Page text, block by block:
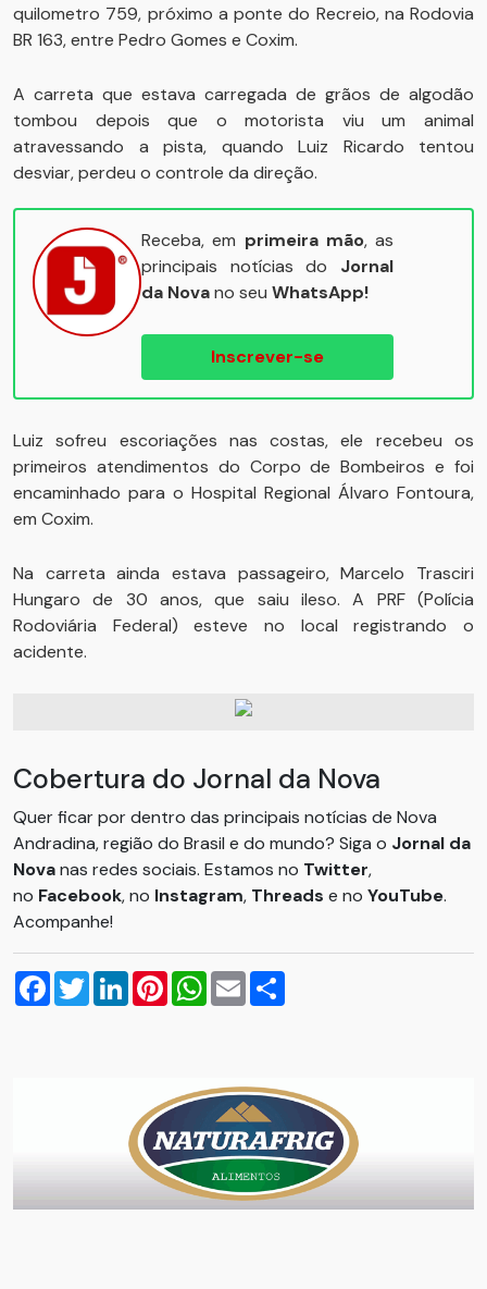
quilometro 759, próximo a ponte do Recreio, na Rodovia
BR 163, entre Pedro Gomes e Coxim.
A carreta que estava carregada de grãos de algodão
tombou depois que o motorista viu um animal
atravessando a pista, quando Luiz Ricardo tentou
desviar, perdeu o controle da direção.
Receba, em primeira mão, as
principais notícias do Jornal
da Novano seu WhatsApp!
Inscrever-se
Luiz sofreu escoriações nas costas, ele recebeu os
primeiros atendimentos do Corpo de Bombeiros e foi
encaminhado para o Hospital Regional Álvaro Fontoura,
em Coxim.
Na carreta ainda estava passageiro, Marcelo Trasciri
Hungaro de 30 anos, que saiu ileso. A PRF (Polícia
Rodoviária Federal) esteve no local registrando o
acidente.
Cobertura do Jornal da Nova
Quer ficar por dentro das principais notícias de Nova
Andradina, região do Brasil e do mundo? Siga o Jornal da
Novanas redes sociais. Estamos no Twitter,
no Facebook, no Instagram, Threads e no YouTube.
Acompanhe!
Facebook
TwitterLinkedInPinterestWhatsApp
Email